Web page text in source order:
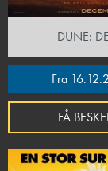
DUNE:
Fra
FÅ